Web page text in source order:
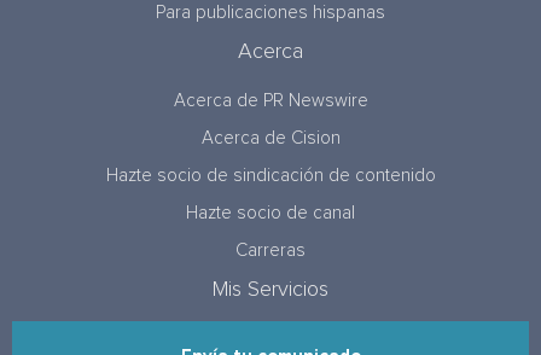
Para publicaciones hispanas
Acerca
Acerca de PR Newswire
Acerca de Cision
Hazte socio de sindicación de contenido
Hazte socio de canal
Carreras
Mis Servicios